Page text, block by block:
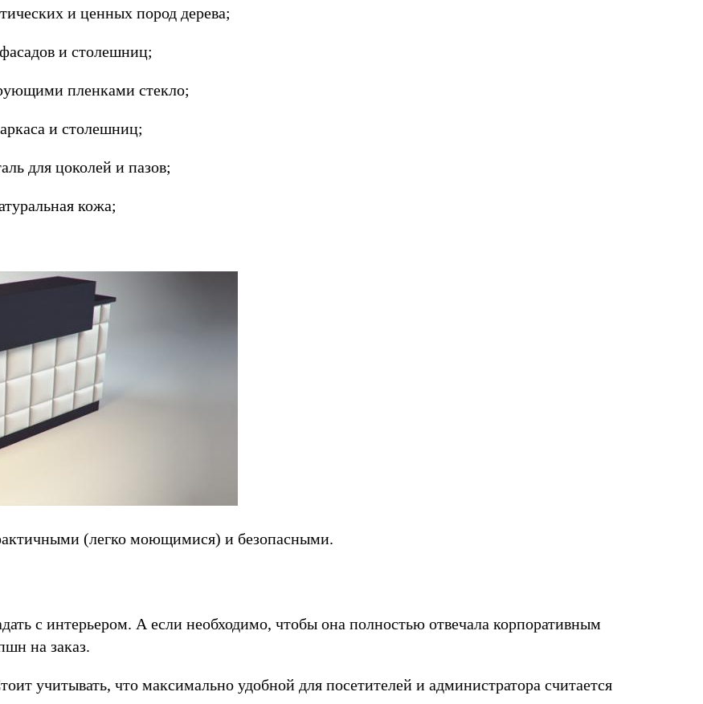
и ценных пород дерева;
и столешниц;
пленками стекло;
и столешниц;
для цоколей и пазов;
кожа;
(легко моющимися) и безопасными.
с интерьером. А если необходимо, чтобы она полностью отвечала корпоративным
на заказ.
учитывать, что максимально удобной для посетителей и администратора считается